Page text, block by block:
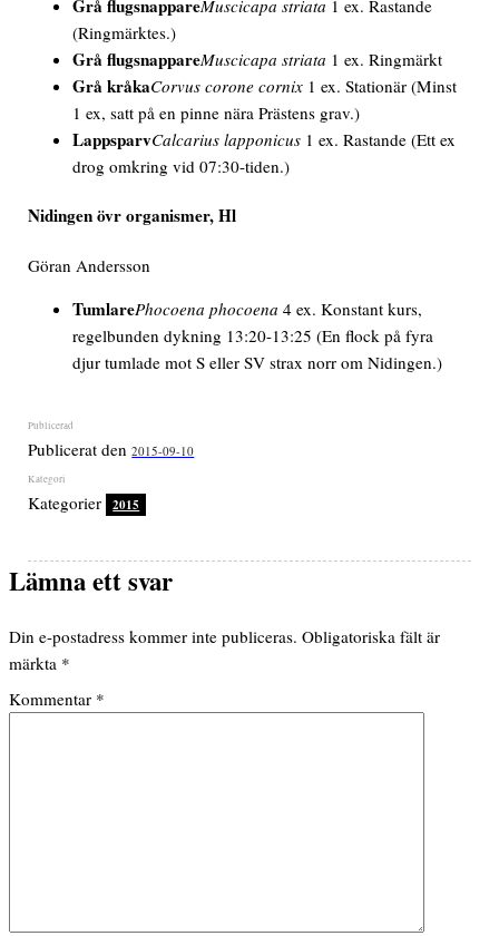
Grå flugsnappareMuscicapa striata 1 ex. Rastande
(Ringmärktes.)
Grå flugsnappareMuscicapa striata 1 ex. Ringmärkt
Grå kråkaCorvus corone cornix 1 ex. Stationär(Minst
1 ex, satt på en pinne nära Prästens grav.)
LappsparvCalcarius lapponicus 1 ex. Rastande(Ett ex
drog omkring vid 07:30-tiden.)
Nidingen övr organismer, Hl
Göran Andersson
TumlarePhocoena phocoena 4 ex. Konstant kurs,
regelbunden dykning 13:20-13:25 (En flock på fyra
djur tumlade mot S eller SV strax norr om Nidingen.)
Publicerat den2015-09-10
Kategorier 2015
Lämna ett svar
Din e-postadress kommer inte publiceras. Obligatoriska fält är
märkta *
Kommentar *